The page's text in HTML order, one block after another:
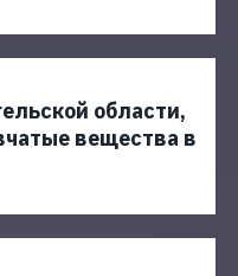
области,
вещества в